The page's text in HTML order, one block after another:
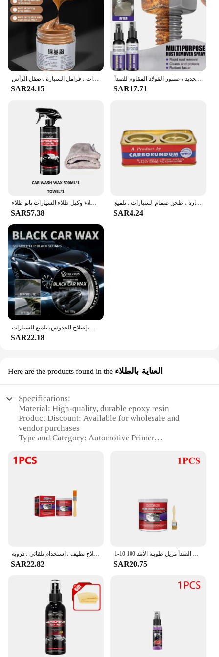
SAR24.15
مزيل الصدأ المعدني متعدد الوظائف ، تلميع عجلة السيارات وعامل التجديد ، صنبور الفولاذ المقاوم للصدأ
SAR17.71
السيارات السيراميك نانو طلاء السائل معطف نانو مسعور طبقة تلميع الطلاء طلاء وكيل طلاء السيارات نانو طلاء
SAR57.38
معجون إصلاح خدش السيارة ، طحن صمام السيارات ، تلميع
SAR4.24
شمع أسود جديد للسيارات - مزيل خدوش السيارة، أدوات العناية بالطلاء، مزيل الدوامة التلقائي، إصلاح الخدوش، تلميع السيارات
SAR22.18
Here are the products found in the العناية بالطلاء
Specifications:
Material: High-quality, durable epoxy resin
Product Discount: Available for wholesale and
vendor purchases
Type and Category: Automotive Primer
professional look
Usage and Purpose: Ideal for priming metal surfaces
prevention and adhesion
Parts and Accessories: Comes in a full set for
comprehensive coverage
**Unmatched Rust Protection**
solution for anyone looking to safeguard their
vehicle's metal surfaces from the ravages of rust.
Crafted from a robust epoxy resin, this primer offers
an unparalleled level of protection, ensuring that
your vehicle's bodywork remains pristine and free
from corrosion. Its superior adhesion properties
ensure that the primer bonds seamlessly with the
metal, creating a strong foundation for any paint
برايمر مانع للصدأ للسيارة ، مزيل متعدد الأغراض ، ديروستر بفرشاة ، سطح معدني حديدي ، عامل إصلاح نظيف ، استخدام تلقائي ، ذروية
SAR22.82
1-10 100 مللي سيارة مكافحة الصدأ الهيكل الصدأ محول المياه القائمة التمهيدي سطح معدني الصدأ مزيل طويلة الأمد Deruster دروبشيبينغ
SAR20.75